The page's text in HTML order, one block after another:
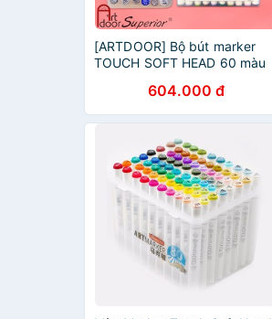
[ARTDOOR] Bộ bút marker
TOUCH SOFT HEAD 60 màu
604.000 đ